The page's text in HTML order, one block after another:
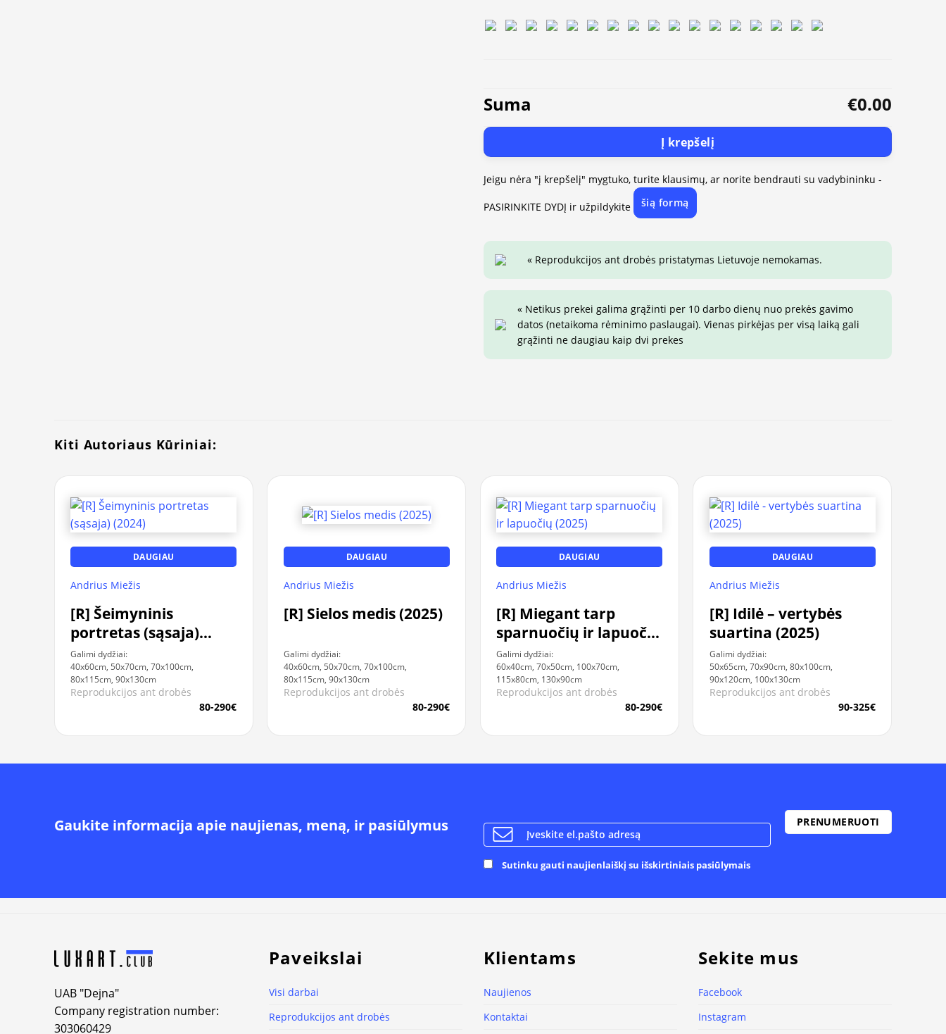
Suma €0.00
Į krepšelį
Jeigu nėra "į krepšelį" mygtuko, turite klausimų, ar norite bendrauti su vadybininku -
PASIRINKITE DYDĮ ir užpildykite šią formą
« Reprodukcijos ant drobės pristatymas Lietuvoje nemokamas.
« Netikus prekei galima grąžinti per 10 darbo dienų nuo prekės gavimo
datos (netaikoma rėminimo paslaugai). Vienas pirkėjas per visą laiką gali
grąžinti ne daugiau kaip dvi prekes
Kiti Autoriaus Kūriniai:
DAUGIAU
Andrius Miežis
[R] Šeimyninis
portretas (sąsaja)
(2024)
Galimi dydžiai:
40x60cm, 50x70cm, 70x100cm,
80x115cm, 90x130cm
Reprodukcijos ant drobės
80-290€
DAUGIAU
Andrius Miežis
[R] Sielos medis (2025)
Galimi dydžiai:
40x60cm, 50x70cm, 70x100cm,
80x115cm, 90x130cm
Reprodukcijos ant drobės
80-290€
DAUGIAU
Andrius Miežis
[R] Miegant tarp
sparnuočių ir lapuočių
(2025)
Galimi dydžiai:
60x40cm, 70x50cm, 100x70cm,
115x80cm, 130x90cm
Reprodukcijos ant drobės
80-290€
DAUGIAU
Andrius Miežis
[R] Idilė – vertybės
suartina (2025)
Galimi dydžiai:
50x65cm, 70x90cm, 80x100cm,
90x120cm, 100x130cm
Reprodukcijos ant drobės
90-325€
Gaukite informacija apie naujienas, meną, ir pasiūlymus
Sutinku gauti naujienlaiškį su išskirtiniais pasiūlymais
UAB "Dejna"
Company registration number:
303060429
Paveikslai
Visi darbai
Reprodukcijos ant drobės
Klientams
Naujienos
Kontaktai
Sekite mus
Facebook
Instagram